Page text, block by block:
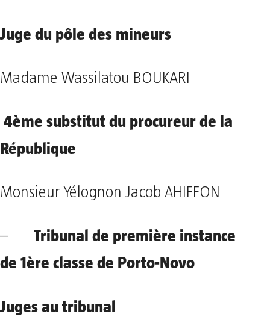
Juge du pôle des mineurs
Madame Wassilatou BOUKARI
4ème substitut du procureur de la
République
Monsieur Yélognon Jacob AHIFFON
– Tribunal de première instance
de 1ère classe de Porto-Novo
Juges au tribunal